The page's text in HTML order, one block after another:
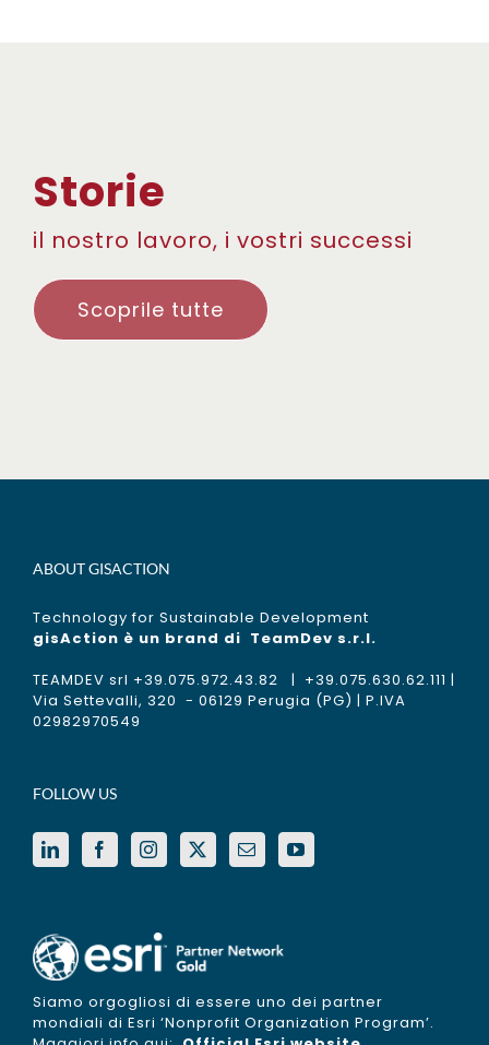
Storie
il nostro lavoro, i vostri successi
Scoprile tutte
ABOUT GISACTION
Technology for Sustainable Development
gisAction è un brand di TeamDev s.r.l.
TEAMDEV srl +39.075.972.43.82 | +39.075.630.62.111 |
Via Settevalli, 320 - 06129 Perugia (PG) | P.IVA
02982970549
FOLLOW US
Siamo orgogliosi di essere uno dei partner
mondiali di Esri ‘Nonprofit Organization Program’.